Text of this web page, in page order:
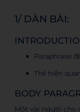
1/ DÀN BÀI:
Paraphrase
Thể hiện
BODY
Một vài người cho